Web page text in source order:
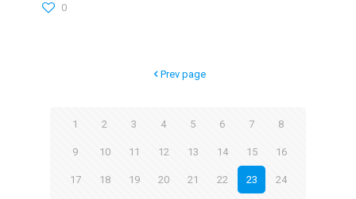
0
Prev page
1 2 3 4 5 6 7 8
9 10 11 12 13 14 15 16
17 18 19 20 21 22 23 24